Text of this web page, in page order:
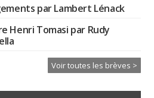
par Lambert Lénack
Henri Tomasi par Rudy
Voir toutes les brèves >